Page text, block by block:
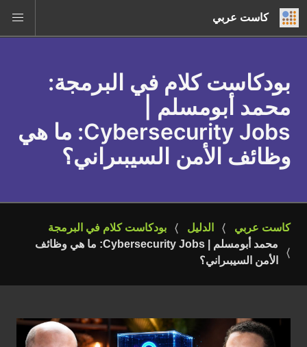
كاست عربي
بودكاست كلام في البرمجة:
محمد أبومسلم |
Cybersecurity Jobs: ما هي
وظائف الأمن السيبىراني؟
كاست عربي الدليل
بودكاست كلام في البرمجة
محمد أبومسلم | Cybersecurity Jobs: ما هي وظائف
الأمن السيبىراني؟